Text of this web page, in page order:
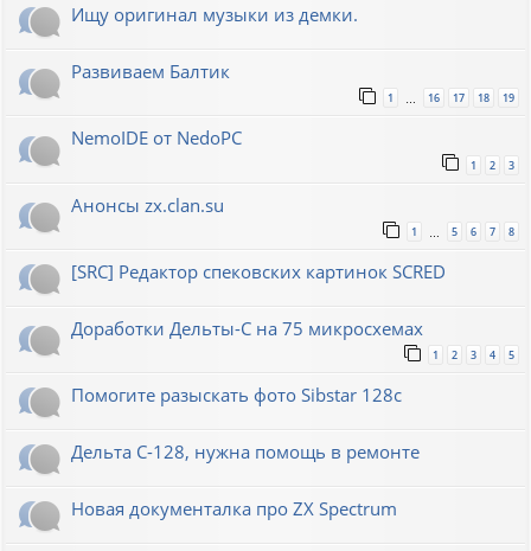
Ищу оригинал музыки из демки.
Развиваем Балтик
1 … 16 17 18 19
NemoIDE от NedoPC
1 2 3
Анонсы zx.clan.su
1 5 6 7 8
[SRC] Редактор спековских картинок SCRED
Доработки Дельты-С на 75 микросхемах
1 2 3 4 5
Помогите разыскать фото Sibstar 128с
Дельта С-128, нужна помощь в ремонте
Новая документалка про ZX Spectrum